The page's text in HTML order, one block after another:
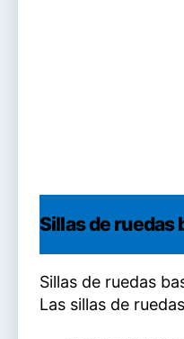
Sillas de ruedas
Sillas de ruedas
Las sillas de